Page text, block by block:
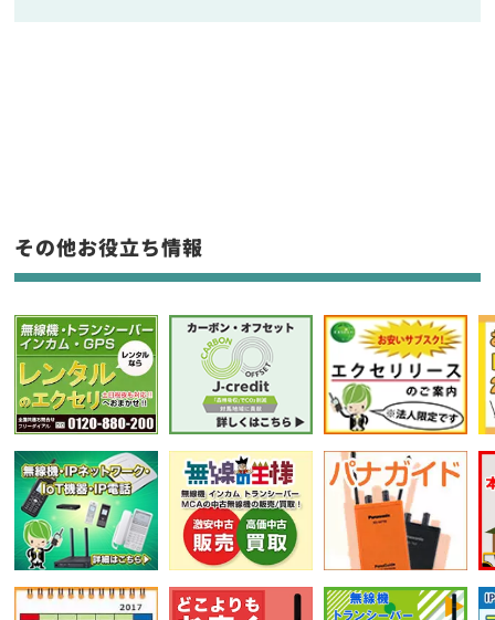
フリーワード入力(製品名等)
選択条件をリセット
その他お役立ち情報